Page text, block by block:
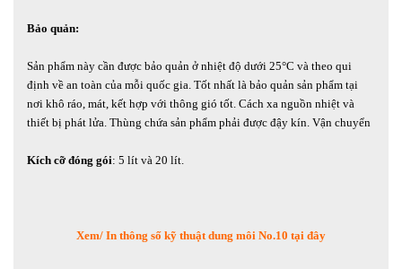
Bảo quản:
Sản phẩm này cần được bảo quản ở nhiệt độ dưới 25°C và theo qui
định về an toàn của mỗi quốc gia. Tốt nhất là bảo quản sản phẩm tại
nơi khô ráo, mát, kết hợp với thông gió tốt. Cách xa nguồn nhiệt và
thiết bị phát lửa. Thùng chứa sản phẩm phải được đậy kín. Vận chuyển
Kích cỡ đóng gói: 5 lít và 20 lít.
Xem/ In thông số kỹ thuật dung môi No.10 tại đây